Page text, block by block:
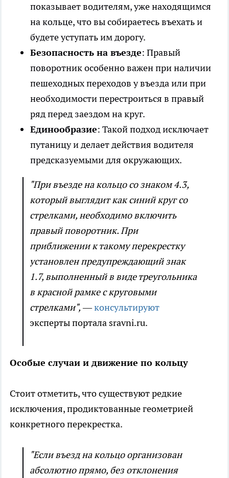
показывает водителям, уже находящимся
на кольце, что вы собираетесь въехать и
будете уступать им дорогу.
Безопасность на въезде: Правый
поворотник особенно важен при наличии
пешеходных переходов у въезда или при
необходимости перестроиться в правый
ряд перед заездом на круг.
Единообразие: Такой подход исключает
путаницу и делает действия водителя
предсказуемыми для окружающих.
"При въезде на кольцо со знаком 4.3,
который выглядит как синий круг со
стрелками, необходимо включить
правый поворотник. При
приближении к такому перекрестку
установлен предупреждающий знак
1.7, выполненный в виде треугольника
в красной рамке с круговыми
стрелками",—консультируют
эксперты портала sravni.ru.
Особые случаи и движение по кольцу
Стоит отметить, что существуют редкие
исключения, продиктованные геометрией
конкретного перекрестка.
"Если въезд на кольцо организован
абсолютно прямо, без отклонения